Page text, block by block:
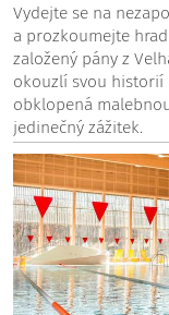
Vydejte se na
a prozkoumejte
založený pány z
okouzlí svou historií
obklopená
jedinečný zážitek.